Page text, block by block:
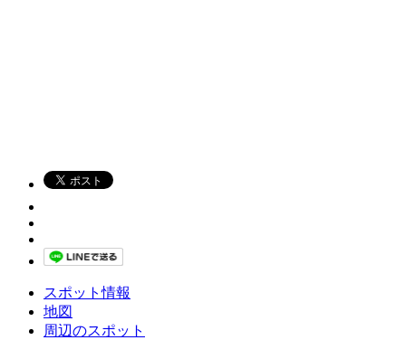
スポット情報
地図
周辺のスポット